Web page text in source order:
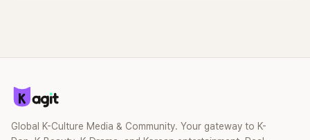
Global K-Culture Media & Community. Your gateway to K-